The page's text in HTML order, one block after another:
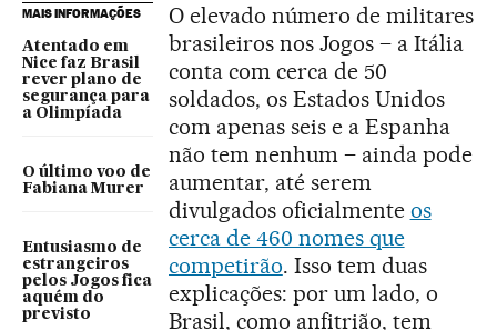
MAIS INFORMAÇÕES
Atentado em
Nice faz Brasil
rever plano de
segurança para
a Olimpíada
O último voo de
Fabiana Murer
Entusiasmo de
estrangeiros
pelos Jogos fica
aquém do
previsto
O elevado número de militares
brasileiros nos Jogos – a Itália
conta com cerca de 50
soldados, os Estados Unidos
com apenas seis e a Espanha
não tem nenhum – ainda pode
aumentar, até serem
divulgados oficialmente os
cerca de 460 nomes que
competirão. Isso tem duas
explicações: por um lado, o
Brasil, como anfitrião, tem